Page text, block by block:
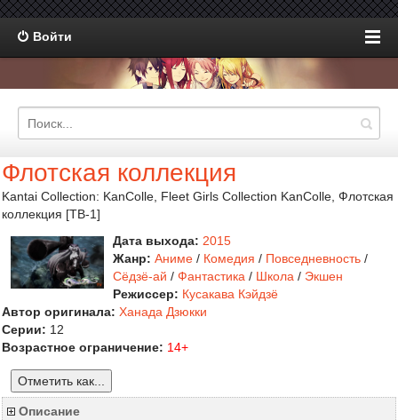
Войти
Флотская коллекция
Kantai Collection: KanColle, Fleet Girls Collection KanColle, Флотская
коллекция [ТВ-1]
Дата выхода: 2015
Жанр: Аниме / Комедия / Повседневность /
Сёдзё-ай / Фантастика / Школа / Экшен
Режиссер: Кусакава Кэйдзё
Автор оригинала: Ханада Дзюкки
Серии: 12
Возрастное ограничение: 14+
Отметить как...
Описание